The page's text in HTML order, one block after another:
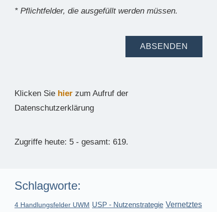
* Pflichtfelder, die ausgefüllt werden müssen.
Klicken Sie hier zum Aufruf der
Datenschutzerklärung
Zugriffe heute: 5 - gesamt: 619.
Schlagworte:
4 Handlungsfelder UWM USP - Nutzenstrategie Vernetztes